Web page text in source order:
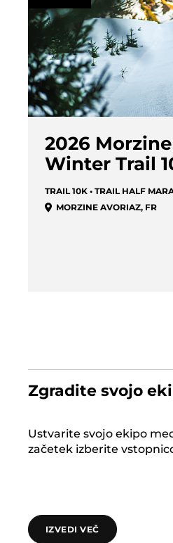
2026
Winter Trail
TRAIL 10K • TRAIL HALF
MORZINE AVORIAZ, FR
Zgradite svojo
Ustvarite svojo ekipo
začetek izberite
IZVEDI VEČ